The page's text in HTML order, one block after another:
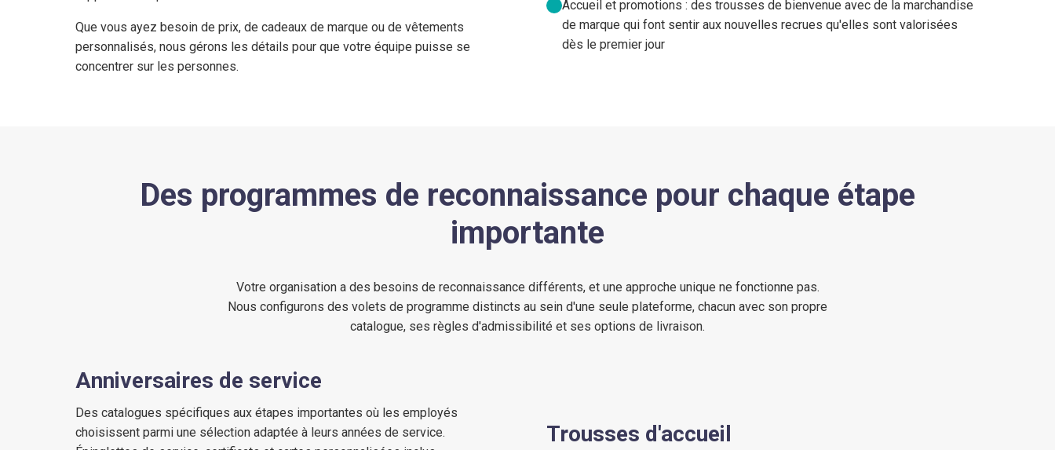
Que vous ayez besoin de prix, de cadeaux de marque ou de vêtements
personnalisés, nous gérons les détails pour que votre équipe puisse se
concentrer sur les personnes.
Accueil et promotions : des trousses de bienvenue avec de la marchandise
de marque qui font sentir aux nouvelles recrues qu'elles sont valorisées
dès le premier jour
Des programmes de reconnaissance pour chaque étape
importante
Votre organisation a des besoins de reconnaissance différents, et une approche unique ne fonctionne pas.
Nous configurons des volets de programme distincts au sein d'une seule plateforme, chacun avec son propre
catalogue, ses règles d'admissibilité et ses options de livraison.
Anniversaires de service
Des catalogues spécifiques aux étapes importantes où les employés
choisissent parmi une sélection adaptée à leurs années de service.
Trousses d'accueil